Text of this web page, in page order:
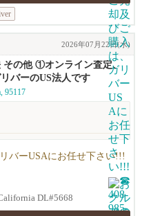
2026年07月22日(水)
その他 ①オンライン査定、
バーのUS法人です
95117
バーUSAにお任せ下さい!!!
DL#5668